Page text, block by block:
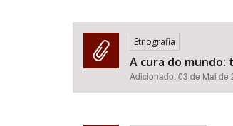
Etnografia
A cura do
Adicionado:03 de Mai de